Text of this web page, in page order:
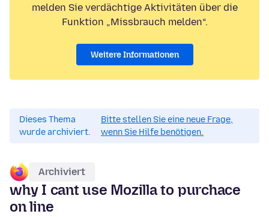
melden Sie verdächtige Aktivitäten über die
Funktion „Missbrauch melden“.
Weitere Informationen
Dieses Thema
wurde archiviert.
Bitte stellen Sie eine neue Frage,
wenn Sie Hilfe benötigen.
Archiviert
why I cant use Mozilla to purchace
on line